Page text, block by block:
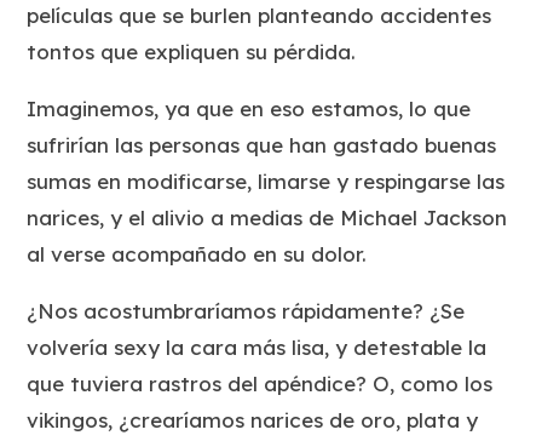
películas que se burlen planteando accidentes
tontos que expliquen su pérdida.
Imaginemos, ya que en eso estamos, lo que
sufrirían las personas que han gastado buenas
sumas en modificarse, limarse y respingarse las
narices, y el alivio a medias de Michael Jackson
al verse acompañado en su dolor.
¿Nos acostumbraríamos rápidamente? ¿Se
volvería sexy la cara más lisa, y detestable la
que tuviera rastros del apéndice? O, como los
vikingos, ¿crearíamos narices de oro, plata y